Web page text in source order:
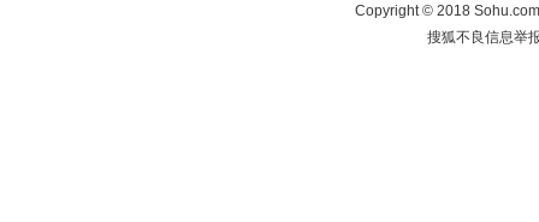
Copyright©2018
搜狐不良信息举